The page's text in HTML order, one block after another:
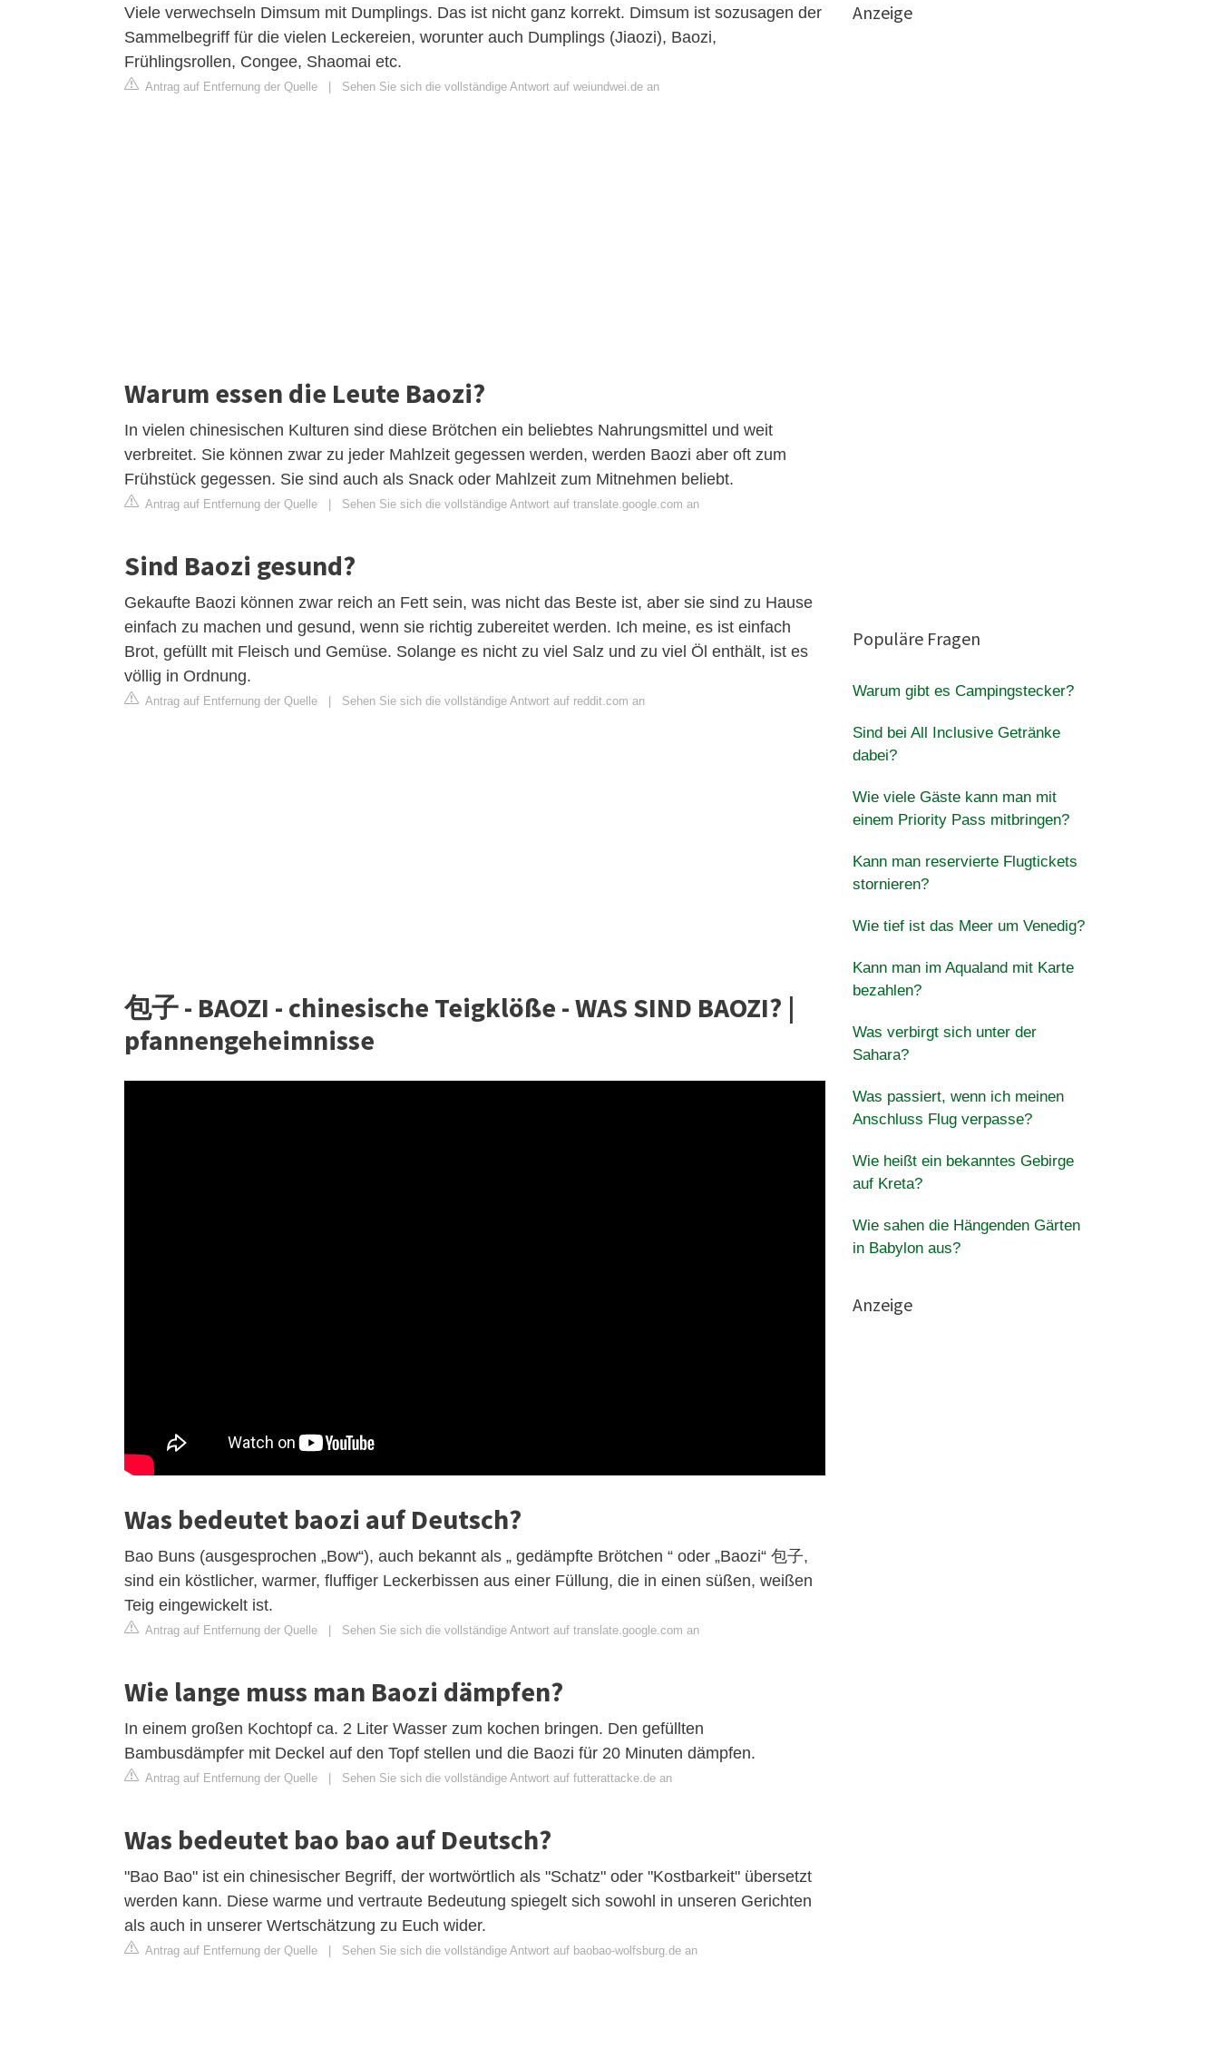
Viele verwechseln Dimsum mit Dumplings. Das ist nicht ganz korrekt. Dimsum ist sozusagen der
Sammelbegriff für die vielen Leckereien, worunter auch Dumplings (Jiaozi), Baozi,
Frühlingsrollen, Congee, Shaomai etc.
Antrag auf Entfernung der Quelle Sehen Sie sich die vollständige Antwort auf weiundwei.de an
Warum essen die Leute Baozi?
In vielen chinesischen Kulturen sind diese Brötchen ein beliebtes Nahrungsmittel und weit
verbreitet. Sie können zwar zu jeder Mahlzeit gegessen werden, werden Baozi aber oft zum
Frühstück gegessen. Sie sind auch als Snack oder Mahlzeit zum Mitnehmen beliebt.
Antrag auf Entfernung der Quelle Sehen Sie sich die vollständige Antwort auf translate.google.com an
Sind Baozi gesund?
Gekaufte Baozi können zwar reich an Fett sein, was nicht das Beste ist, aber sie sind zu Hause
einfach zu machen und gesund, wenn sie richtig zubereitet werden. Ich meine, es ist einfach
Brot, gefüllt mit Fleisch und Gemüse. Solange es nicht zu viel Salz und zu viel Öl enthält, ist es
völlig in Ordnung.
Antrag auf Entfernung der Quelle Sehen Sie sich die vollständige Antwort auf reddit.com an
包子 - BAOZI - chinesische Teigklöße - WAS SIND BAOZI? |
pfannengeheimnisse
Was bedeutet baozi auf Deutsch?
Bao Buns (ausgesprochen „Bow“), auch bekannt als „ gedämpfte Brötchen “ oder „Baozi“ 包子,
sind ein köstlicher, warmer, fluffiger Leckerbissen aus einer Füllung, die in einen süßen, weißen
Teig eingewickelt ist.
Antrag auf Entfernung der Quelle | Sehen Sie sich die vollständige Antwort auf translate.google.com an
Wie lange muss man Baozi dämpfen?
In einem großen Kochtopf ca. 2 Liter Wasser zum kochen bringen. Den gefüllten
Bambusdämpfer mit Deckel auf den Topf stellen und die Baozi für 20 Minuten dämpfen.
Antrag auf Entfernung der Quelle | Sehen Sie sich die vollständige Antwort auf futterattacke.de an
Was bedeutet bao bao auf Deutsch?
"Bao Bao" ist ein chinesischer Begriff, der wortwörtlich als "Schatz" oder "Kostbarkeit" übersetzt
werden kann. Diese warme und vertraute Bedeutung spiegelt sich sowohl in unseren Gerichten
als auch in unserer Wertschätzung zu Euch wider.
Antrag auf Entfernung der Quelle | Sehen Sie sich die vollständige Antwort auf baobao-wolfsburg.de an
Anzeige
Populäre Fragen
Warum gibt es Campingstecker?
Sind bei All Inclusive Getränke
dabei?
Wie viele Gäste kann man mit
einem Priority Pass mitbringen?
Kann man reservierte Flugtickets
stornieren?
Wie tief ist das Meer um Venedig?
Kann man im Aqualand mit Karte
bezahlen?
Was verbirgt sich unter der
Sahara?
Was passiert, wenn ich meinen
Anschluss Flug verpasse?
Wie heißt ein bekanntes Gebirge
auf Kreta?
Wie sahen die Hängenden Gärten
in Babylon aus?
Anzeige